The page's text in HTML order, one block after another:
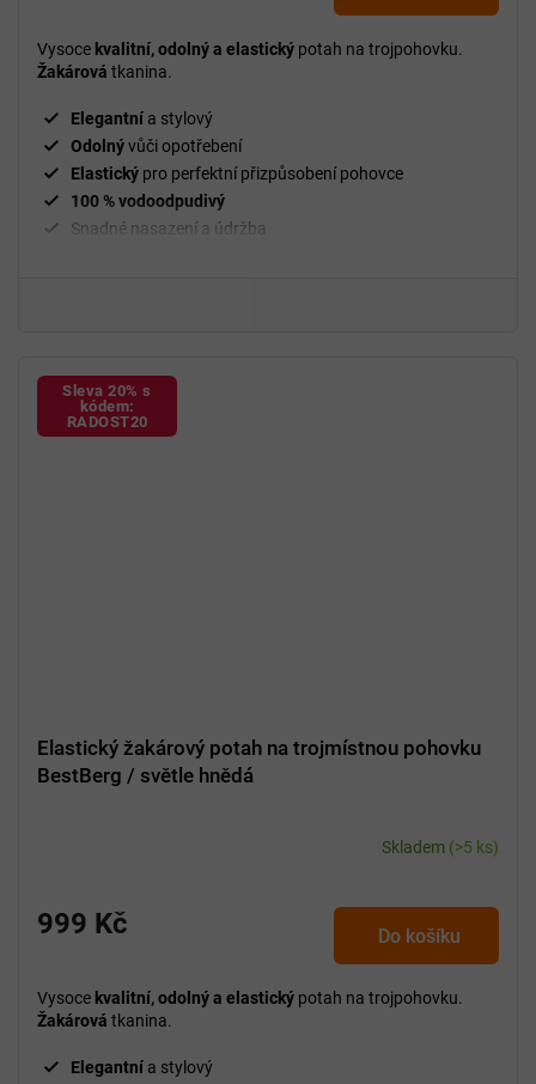
Vysoce kvalitní, odolný a elastický potah na trojpohovku.
Žakárová tkanina.
Elegantní a stylový
Odolnývůči opotřebení
Elastický pro perfektní přizpůsobení pohovce
100 % vodoodpudivý
Snadné nasazení a údržba
Sleva 20% s
kódem:
RADOST20
Elastický žakárový potah na trojmístnou pohovku
BestBerg / světle hnědá
Skladem (>5 ks)
999 Kč Do košíku
Vysoce kvalitní, odolný a elastický potah na trojpohovku.
Žakárová tkanina.
Elegantní a stylový